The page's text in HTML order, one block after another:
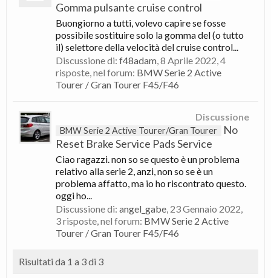
Gomma pulsante cruise control
Buongiorno a tutti, volevo capire se fosse
possibile sostituire solo la gomma del (o tutto
il) selettore della velocità del cruise control...
Discussione di: f48adam,8 Aprile 2022, 4
risposte, nel forum: BMW Serie 2 Active
Tourer / Gran Tourer F45/F46
Discussione
BMW Serie 2 Active Tourer/Gran Tourer
No
Reset Brake Service Pads Service
Ciao ragazzi. non so se questo è un problema
relativo alla serie 2, anzi, non so se è un
problema affatto, ma io ho riscontrato questo.
oggi ho...
Discussione di: angel_gabe, 23 Gennaio 2022,
3 risposte, nel forum: BMW Serie 2 Active
Tourer / Gran Tourer F45/F46
Risultati da 1 a 3 di 3